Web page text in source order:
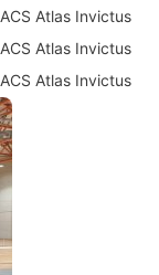
ACS Atlas Invictus
ACS Atlas Invictus
ACS Atlas Invictus